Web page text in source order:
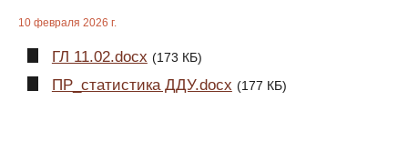
10 февраля 2026 г.
ГЛ 11.02.docx (173 КБ)
ПР_статистика ДДУ.docx (177 КБ)